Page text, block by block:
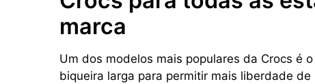
marca
Um dos modelos mais populares da Crocs é
biqueira larga para permitir mais liberdade